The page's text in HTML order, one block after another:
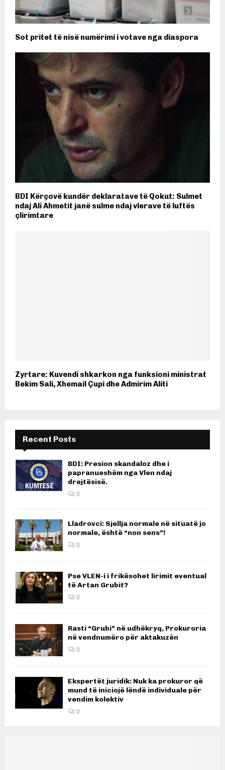
Sot pritet të nisë numërimi i votave nga diaspora
BDI Kërçovë kundër deklaratave të Qokut: Sulmet
ndaj Ali Ahmetit janë sulme ndaj vlerave të luftës
çlirimtare
Zyrtare: Kuvendi shkarkon nga funksioni ministrat
Bekim Sali, Xhemail Çupi dhe Admirim Aliti
Recent Posts
BDI: Presion skandaloz dhe i
papranueshëm nga Vlen ndaj
drejtësisë.
0
Lladrovci: Sjellja normale në situatë jo
normale, është “non sens”!
0
Pse VLEN-i i frikësohet lirimit eventual
të Artan Grubit?
0
Rasti “Grubi” në udhëkryq, Prokuroria
në vendnumëro për aktakuzën
0
Ekspertët juridik: Nuk ka prokuror që
mund të iniciojë lëndë individuale për
vendim kolektiv
0